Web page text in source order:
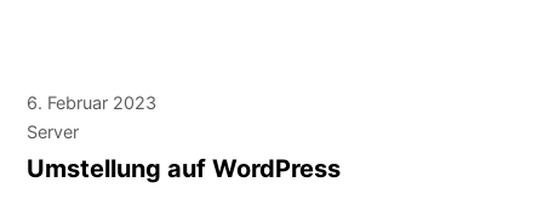
6. Februar 2023
Server
Umstellung auf WordPress